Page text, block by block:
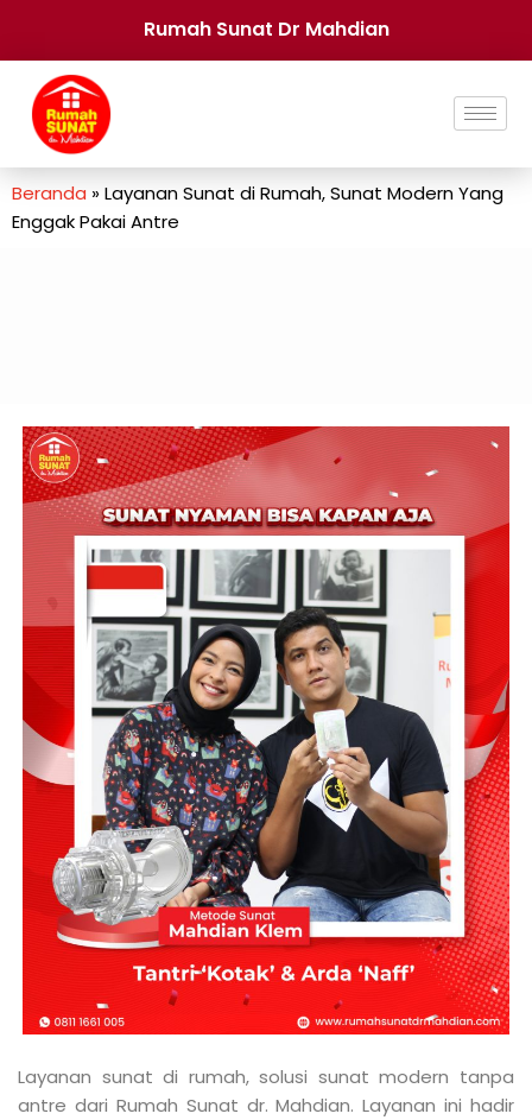
Rumah Sunat Dr Mahdian
Beranda »Layanan Sunat di Rumah, Sunat Modern Yang
Enggak Pakai Antre
Layanan sunat di rumah, solusi sunat modern tanpa
antre dari Rumah Sunat dr. Mahdian. Layanan ini hadir